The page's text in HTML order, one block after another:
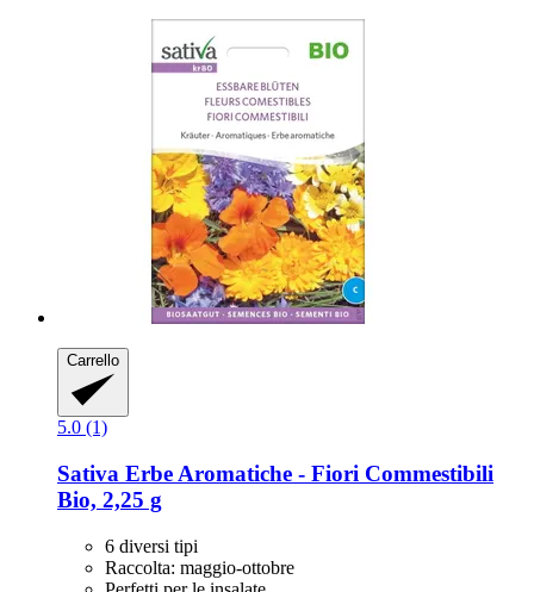
Carrello
5.0 (1)
Sativa Erbe Aromatiche -​ Fiori Commestibili
Bio, 2,25 g
6 diversi tipi
Raccolta: maggio-ottobre